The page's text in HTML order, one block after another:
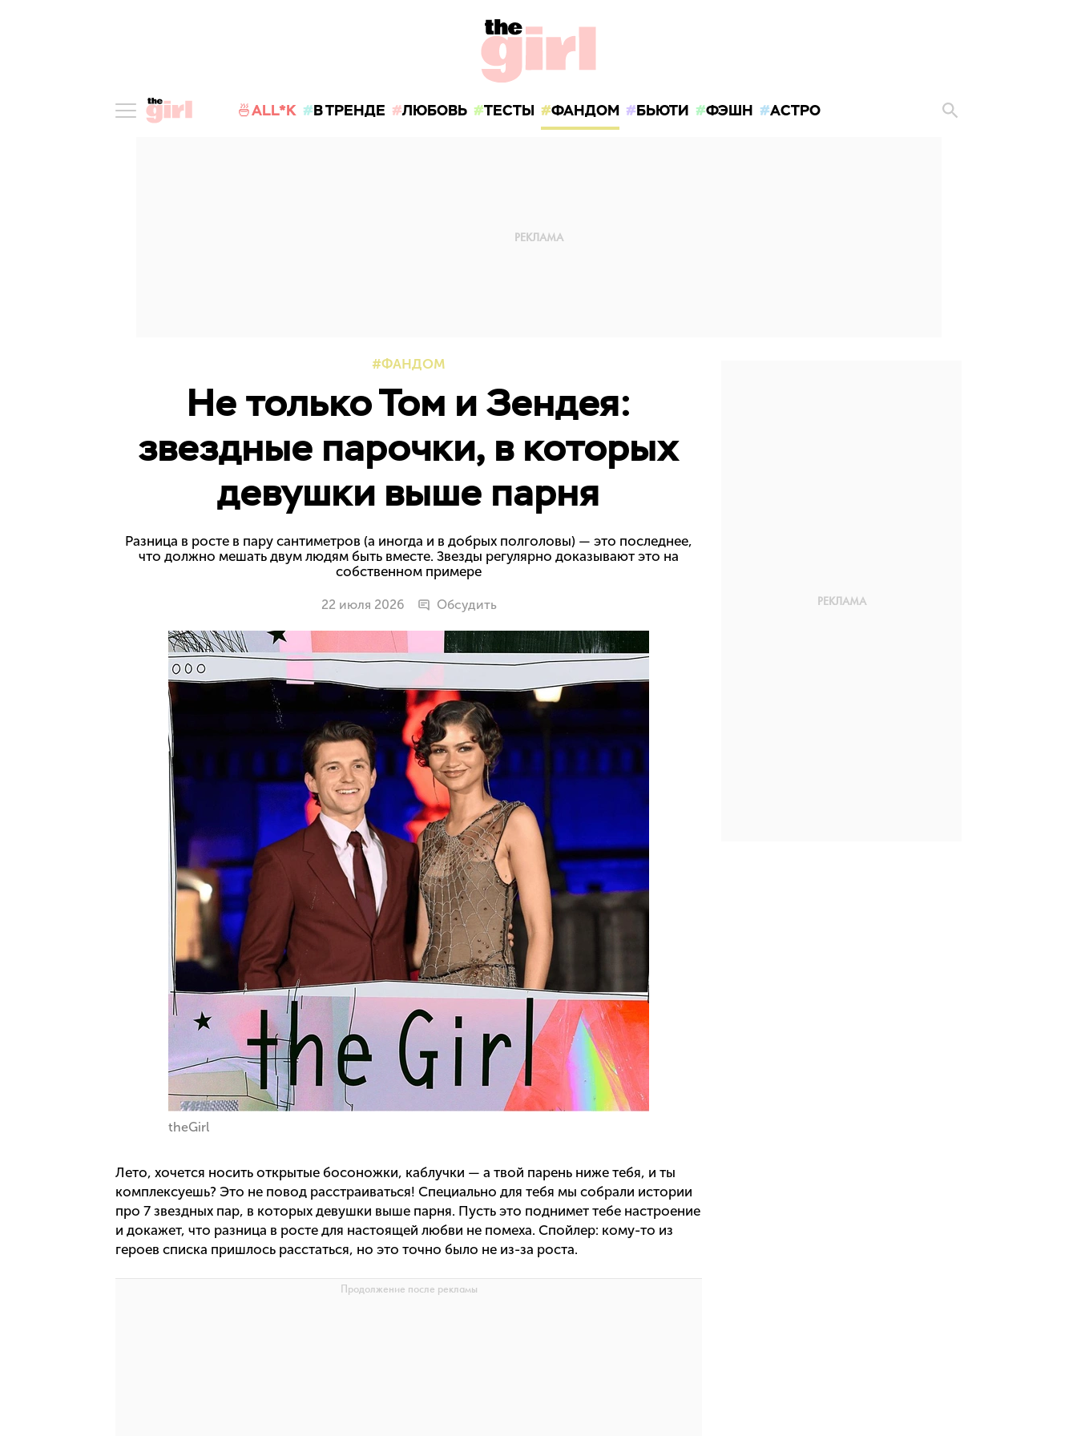
🍜ALL*K В ТРЕНДЕ ЛЮБОВЬ ТЕСТЫ ФАНДОМ БЬЮТИ ФЭШН АСТРО
ФАНДОМ
Не только Том и Зендея:
звездные парочки, в которых
девушки выше парня
Разница в росте в пару сантиметров (а иногда и в добрых полголовы) — это последнее,
что должно мешать двум людям быть вместе. Звезды регулярно доказывают это на
собственном примере
22 июля 2026 Обсудить
theGirl
Лето, хочется носить открытые босоножки, каблучки — а твой парень ниже тебя, и ты
комплексуешь? Это не повод расстраиваться! Специально для тебя мы собрали истории
про 7 звездных пар, в которых девушки выше парня. Пусть это поднимет тебе настроение
и докажет, что разница в росте для настоящей любви не помеха. Спойлер: кому-то из
героев списка пришлось расстаться, но это точно было не из-за роста.